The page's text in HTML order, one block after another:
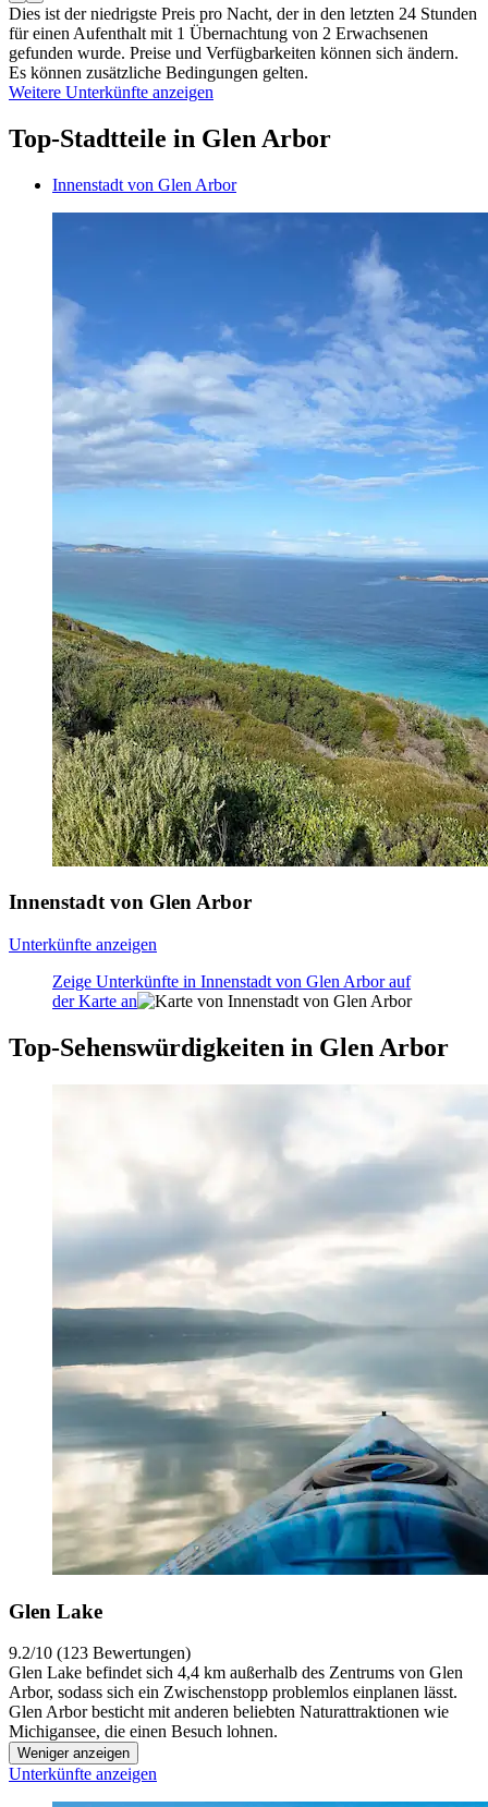
Dies ist der niedrigste Preis pro Nacht, der in den letzten 24 Stunden
für einen Aufenthalt mit 1 Übernachtung von 2 Erwachsenen
gefunden wurde. Preise und Verfügbarkeiten können sich ändern.
Es können zusätzliche Bedingungen gelten.
Weitere Unterkünfte anzeigen
Top-Stadtteile in Glen Arbor
Innenstadt von Glen Arbor
Innenstadt von Glen Arbor
Unterkünfte anzeigen
Zeige Unterkünfte in Innenstadt von Glen Arbor auf
der Karte an
Top-Sehenswürdigkeiten in Glen Arbor
Glen Lake
9.2/10 (123 Bewertungen)
Glen Lake befindet sich 4,4 km außerhalb des Zentrums von Glen
Arbor, sodass sich ein Zwischenstopp problemlos einplanen lässt.
Glen Arbor besticht mit anderen beliebten Naturattraktionen wie
Michigansee, die einen Besuch lohnen.
Weniger anzeigen
Unterkünfte anzeigen